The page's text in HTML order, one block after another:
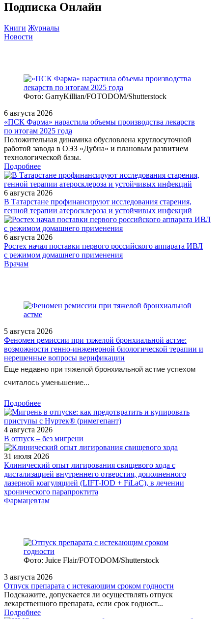
Подписка Онлайн
Книги Журналы
Новости
Фото: GarryKillian/FOTODOM/Shutterstock
6 августа 2026
«ПСК Фарма» нарастила объемы производства лекарств
по итогам 2025 года
Положительная динамика обусловлена круглосуточной
работой завода в ОЭЗ «Дубна» и плановым развитием
технологической базы.
Подробнее
6 августа 2026
В Татарстане профинансируют исследования старения,
генной терапии атеросклероза и устойчивых инфекций
6 августа 2026
Ростех начал поставки первого российского аппарата ИВЛ
с режимом домашнего применения
/legislation/law/Postanovlenie-Pravitelstva-Rossiyskoy-Federatsii-ot-
Врачам
5 августа 2026
Феномен ремиссии при тяжелой бронхиальной астме:
возможности генно-инженерной биологической терапии и
нерешенные вопросы верификации
Еще недавно при тяжелой бронхиальной астме успехом
считалось уменьшение...
Подробнее
4 августа 2026
В отпуск – без мигрени
31 июля 2026
Клинический опыт лигирования свищевого хода с
дистализацией внутреннего отверстия, дополненного
лазерной коагуляцией (LIFT-IOD + FiLaC), в лечении
хронического парапроктита
Фармацевтам
Фото: Juice Flair/FOTODOM/Shutterstoсk
3 августа 2026
Отпуск препарата с истекающим сроком годности
Подскажите, допускается ли осуществлять отпуск
лекарственного препарата, если срок годност...
Подробнее